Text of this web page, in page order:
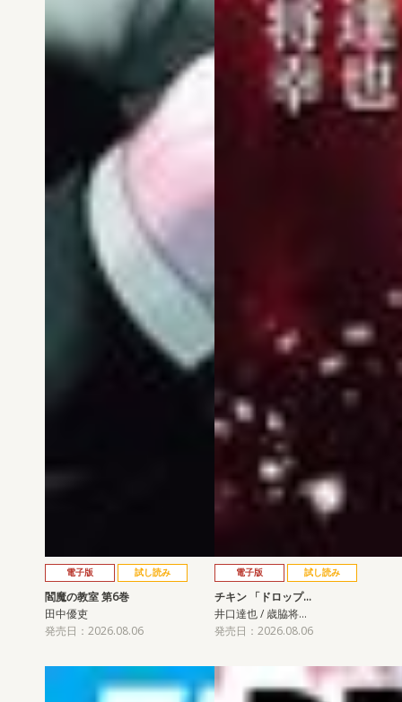
電子版 試し読み
閻魔の教室 第6巻
田中優吏
発売日：2026.08.06
電子版 試し読み
チキン 「ドロップ…
井口達也 / 歳脇将…
発売日：2026.08.06